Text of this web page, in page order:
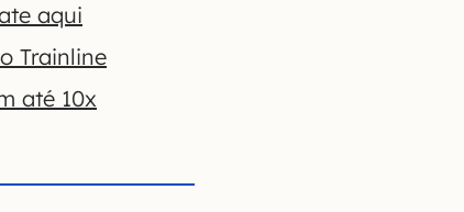
aqui
Trainline
até 10x